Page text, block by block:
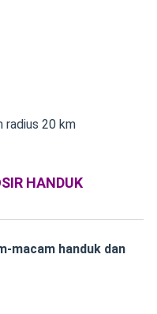
radius 20 km
HANDUK
macam handuk dan